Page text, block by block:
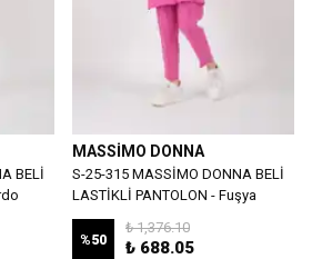
BELİ
MASSİMO DONNA
S-25-315 MASSİMO DONNA BELİ
LASTİKLİ PANTOLON - Fuşya
%50
₺ 1,376.10
₺ 688.05